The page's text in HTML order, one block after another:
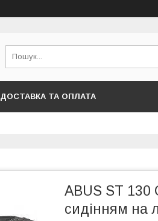
ДОСТАВКА ТА ОПЛАТА
ABUS ST 130
сидінням на